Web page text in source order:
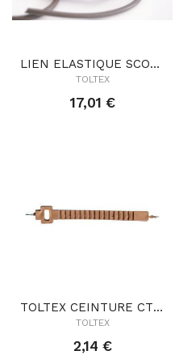
LIEN ELASTIQUE SCOUBITOL 5MM 81ML
TOLTEX
17,01 €
TOLTEX CEINTURE CT100
TOLTEX
2,14 €